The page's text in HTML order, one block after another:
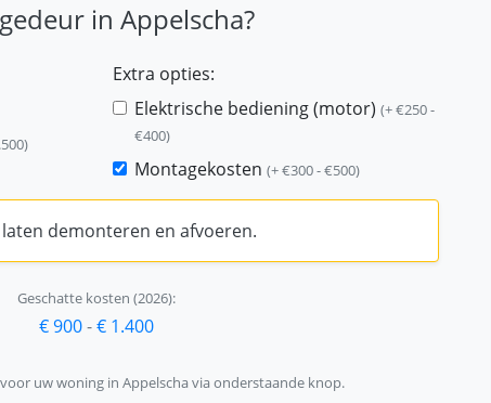
in Appelscha?
Extra opties:
Elektrische bediening (motor) (+ €250 -
€400)
Montagekosten (+ €300 - €500)
demonteren en afvoeren.
Geschatte kosten (2026):
€ 900-€ 1.400
uw woning in Appelscha via onderstaande knop.